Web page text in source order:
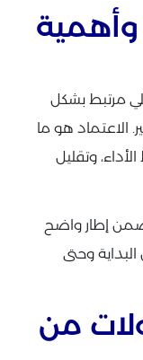
وأهمية
مرتبط بشكل
الاعتماد هو ما
وتقليل
إطار واضح
وحتى
من